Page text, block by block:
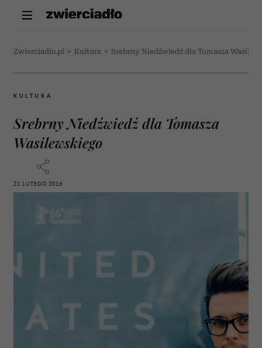
Zwierciadlo.pl > Kultura > Srebrny Niedźwiedź dla Tomasza
KULTURA
Srebrny Niedźwiedź dla Tomasza
Wasilewskiego
21 LUTEGO 2016